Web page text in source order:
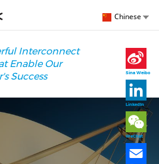
Interconnect
Enable Our
Success
Chinese
Sina Weibo
LinkedIn
WeChat